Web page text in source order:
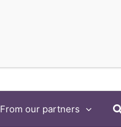
From our partners